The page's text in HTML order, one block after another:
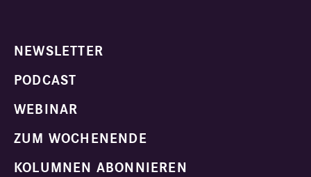
NEWSLETTER
PODCAST
WEBINAR
ZUM WOCHENENDE
KOLUMNEN ABONNIEREN